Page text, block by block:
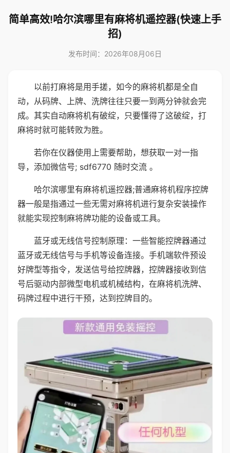
简单高效!哈尔滨哪里有麻将机遥控器(快速上手
招)
发布时间：2026年08月06日
以前打麻将是用手搓，如今的麻将机都是全自
动，从码牌、上牌、洗牌往往只要一到两分钟就会完
成。其实自动麻将机有破绽，只要懂得了这破绽，打
麻将时就可能转败为胜。
若你在仪器使用上需要帮助，想获取一对一指
导，添加微信号; sdf6770 随时交流 。
哈尔滨哪里有麻将机遥控器;普通麻将机程序控牌
器一般是指通过一些无需对麻将机进行复杂安装操作
就能实现控制麻将牌功能的设备或工具。
蓝牙或无线信号控制原理：一些智能控牌器通过
蓝牙或无线信号与手机等设备连接。手机端软件预设
好牌型等指令，发送信号给控牌器，控牌器接收到信
号后驱动内部微型电机或机械结构，在麻将机洗牌、
码牌过程中进行干预，达到控牌目的。